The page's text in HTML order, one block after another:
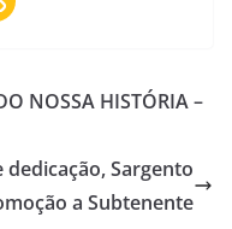
NOSSA HISTÓRIA –
Sargento
a Subtenente